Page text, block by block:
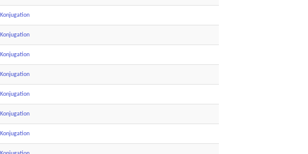
Konjugation
Konjugation
Konjugation
Konjugation
Konjugation
Konjugation
Konjugation